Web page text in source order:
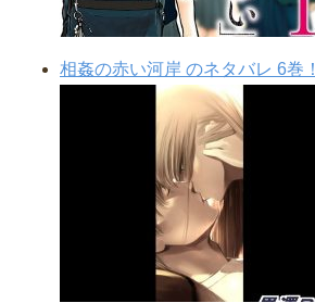
相姦の赤い河岸 のネタバレ 6巻！